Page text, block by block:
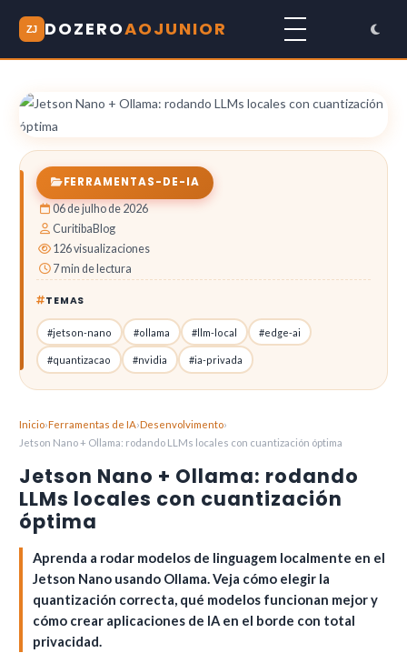
ZJ DOZEROAOJUNIOR
FERRAMENTAS-DE-IA
06 de julho de 2026
CuritibaBlog
126 visualizaciones
7 min de lectura
TEMAS
#jetson-nano #ollama #llm-local #edge-ai
#quantizacao #nvidia #ia-privada
Inicio›Ferramentas de IA›Desenvolvimento›
Jetson Nano + Ollama: rodando LLMs locales con cuantización óptima
Jetson Nano + Ollama: rodando
LLMs locales con cuantización
óptima
Aprenda a rodar modelos de linguagem localmente en el
Jetson Nano usando Ollama. Veja cómo elegir la
quantización correcta, qué modelos funcionan mejor y
cómo crear aplicaciones de IA en el borde con total
privacidad.